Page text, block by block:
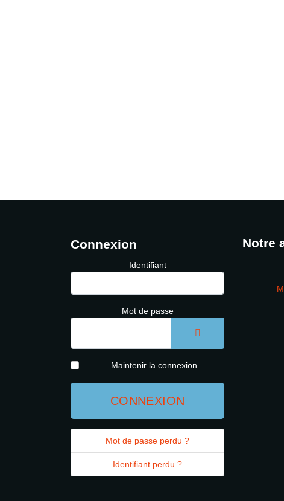
Connexion
Identifiant
Mot de passe
AFFICHER LE
Maintenir la connexion
CONNEXION
Mot de passe perdu ?
Identifiant perdu ?
Notre